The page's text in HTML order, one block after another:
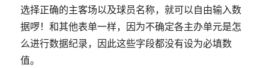
选择正确的主客场以及球员名称，就可以自由输入数
据啰！和其他表单一样，因为不确定各主办单元是怎
么进行数据纪录，因此这些字段都没有设为必填数
值。